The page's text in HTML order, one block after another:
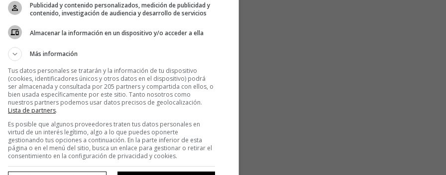
que garantiza que está libre de monstruos. «Este lo
la cama y con él certifica que ha comprobado que no
. Se lo pedimos así por contrato a ARLEX, el fabricante
porque tú imagínate que, mientras está
lo aprovecha un monstruo para colarse en la caja…».
cosquillas en los pies, los pijamas para valientes, la
muebles que pronto surgirán de la factoría Rien Furniture.
siga creciendo y llegue al mundo de los adultos.
«Hay veces que los temores infundados nos quitan el
podríamos tener en un futuro. En nuestro Manifiesto,
padres, les confiesen la Gran Verdad».
Publicidad y contenido personalizados, medición de publicidad y
contenido, investigación de audiencia y desarrollo de servicios
Almacenar la información en un dispositivo y/o acceder a ella
Más información
Tus datos personales se tratarán y la información de tu dispositivo
(cookies, identificadores únicos y otros datos en el dispositivo) podrá
ser almacenada y consultada por 205 partners y compartida con ellos, o
bien usada específicamente por este sitio. Tanto nosotros como
nuestros partners podemos usar datos precisos de geolocalización.
Lista de partners.
Es posible que algunos proveedores traten tus datos personales en
virtud de un interés legítimo, algo a lo que puedes oponerte
gestionando tus opciones a continuación. En la parte inferior de esta
página o en el menú del sitio, busca un enlace para gestionar o retirar el
consentimiento en la configuración de privacidad y cookies.